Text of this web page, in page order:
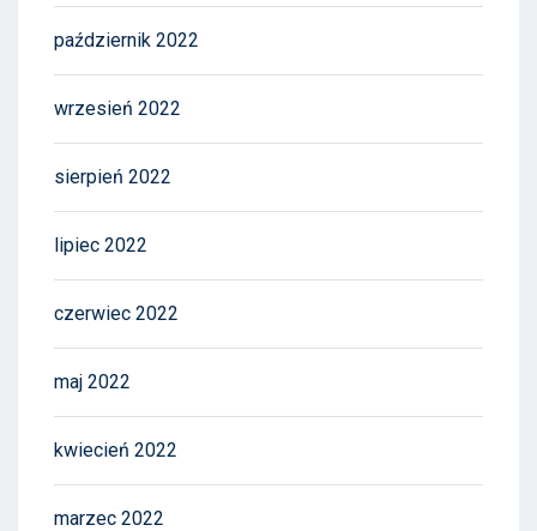
październik 2022
wrzesień 2022
sierpień 2022
lipiec 2022
czerwiec 2022
maj 2022
kwiecień 2022
marzec 2022